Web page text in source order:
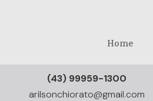
Home
(43) 99959-1300
arilsonchiorato@gmail.com